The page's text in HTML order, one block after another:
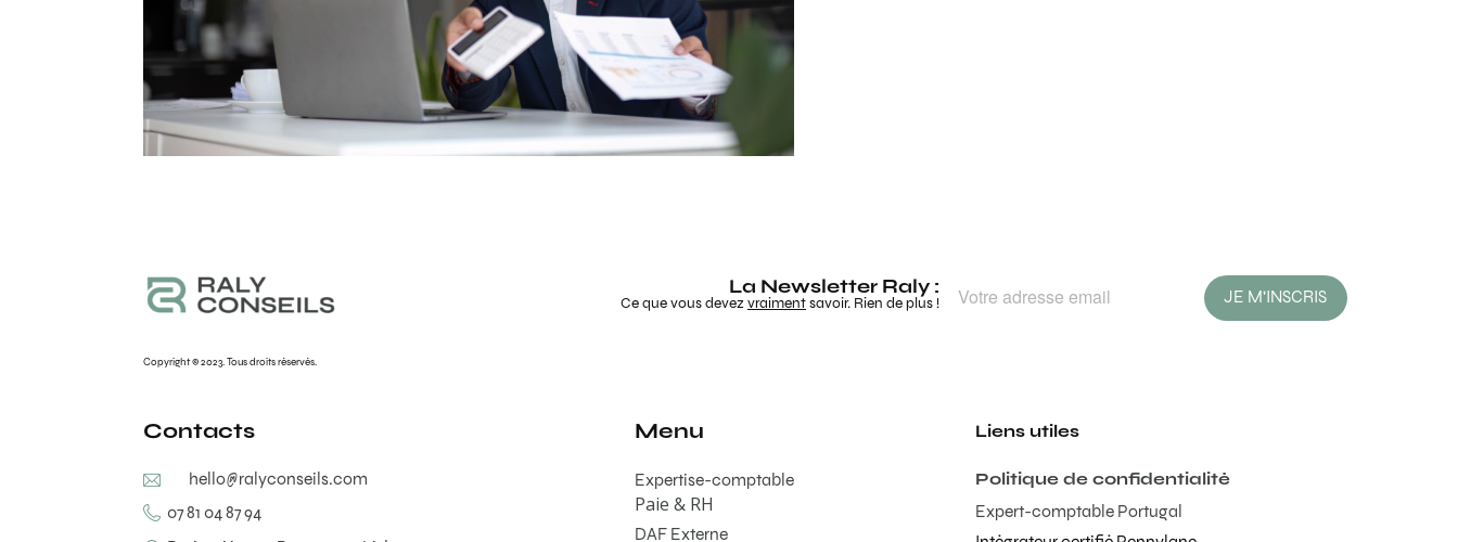
La Newsletter Raly :
Ce que vous devezvraimentsavoir. Rien de plus ! JE M'INSCRIS
Copyright © 2023. Tous droits réservés.
Contacts
hello@ralyconseils.com
07 81 04 87 94
Menu
Expertise-comptable
DAF Externe
Paie & RH
Liens utiles
Politique de confidentialité
Expert-comptable Portugal